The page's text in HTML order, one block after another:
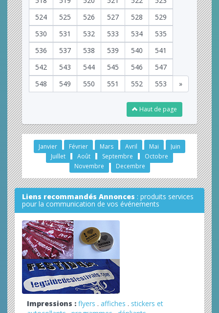
524
525 526 527 528
529
530
531 532 533 534
535
536
537 538 539 540
541
542
543 544 545 546
547
548
549 550 551 552 553 »
Haut de page
Janvier Février Mars Avril Mai
Juin
Juillet
Août Septembre
Octobre
Novembre
Decembre
Liens recommandés Annonces : produits services
pour la communication de vos événements
Impressions : flyers . affiches . stickers et